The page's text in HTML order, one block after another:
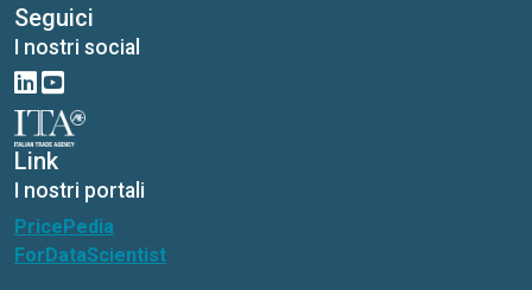
Seguici
I nostri social
Link
I nostri portali
PricePedia
ForDataScientist